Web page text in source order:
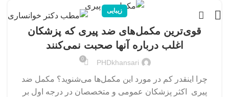
زیبایی
قوی‌ترین مکمل‌های ضد پیری که پزشکان
اغلب درباره آنها صحبت نمی‌کنند
PHDkhansari
0
چرا اینقدر کم در مورد این مکمل‌ها می‌شنوید؟ مکمل ضد
پیری اکثر پزشکان عمومی و متخصصان در درجه اول بر